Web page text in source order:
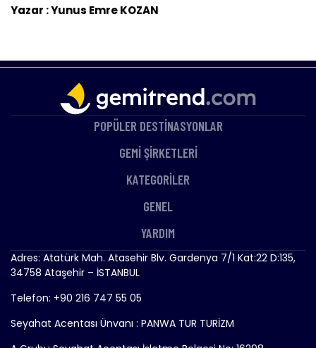
Yazar : Yunus Emre KOZAN
POPÜLER DESTİNASYONLAR
GEMİ ŞİRKETLERİ
KATEGORİLER
GENEL
YARDIM
Adres: Atatürk Mah. Atasehir Blv. Gardenya 7/1 Kat:22 D:135,
34758 Ataşehir – İSTANBUL
Telefon: +90 216 747 55 05
Seyahat Acentası Ünvanı : PANWA TUR TURİZM